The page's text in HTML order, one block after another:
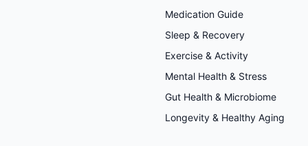
Medication Guide
Sleep & Recovery
Exercise & Activity
Mental Health & Stress
Gut Health & Microbiome
Longevity & Healthy Aging